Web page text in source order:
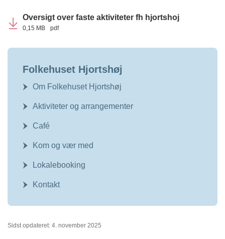
Oversigt over faste aktiviteter fh hjortshoj
0,15 MB pdf
Folkehuset Hjortshøj
Om Folkehuset Hjortshøj
Aktiviteter og arrangementer
Café
Kom og vær med
Lokalebooking
Kontakt
Sidst opdateret: 4. november 2025